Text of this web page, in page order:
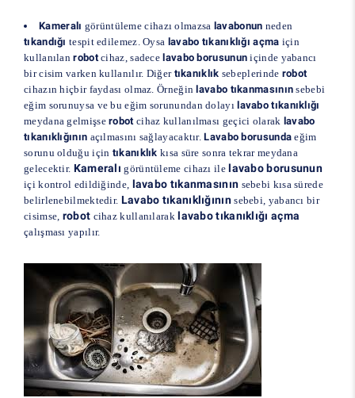
Kameralı görüntüleme cihazı olmazsa lavabonun neden
tıkandığı tespit edilemez. Oysa lavabo tıkanıklığı açma için
kullanılanrobotcihaz, sadece lavabo borusunun içinde yabancı
bir cisim varken kullanılır. Diğer tıkanıklık sebeplerinde robot
cihazın hiçbir faydası olmaz. Örneğin lavabo tıkanmasının sebebi
eğim sorunuysa ve bu eğim sorunundan dolayı lavabo tıkanıklığı
meydana gelmişserobotcihaz kullanılması geçici olarak lavabo
tıkanıklığının açılmasını sağlayacaktır.Lavabo borusunda eğim
sorunu olduğu için tıkanıklık kısa süre sonra tekrar meydana
gelecektir. Kameralı görüntüleme cihazı ile lavabo borusunun
içi kontrol edildiğinde, lavabo tıkanmasının sebebi kısa sürede
belirlenebilmektedir. Lavabo tıkanıklığınınsebebi, yabancı bir
cisimse, robot cihaz kullanılarak lavabo tıkanıklığı açma
çalışması yapılır.